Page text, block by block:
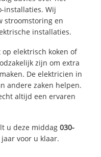
installaties. Wij
stroomstoring en
installaties.
elektrisch koken of
zijn om extra
De elektricien in
andere zaken helpen.
altijd een ervaren
u deze middag030-
voor u klaar.